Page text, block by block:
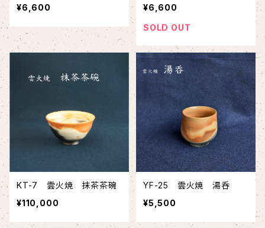
¥6,600
¥6,600
SOLD OUT
KT-7 雲火焼 抹茶茶碗
¥110,000
YF-25 雲火焼 湯呑
¥5,500